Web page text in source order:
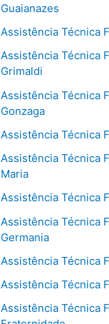
Guaianazes
Assistência Técnica
Assistência Técnica
Grimaldi
Assistência Técnica
Gonzaga
Assistência Técnica
Assistência Técnica
Maria
Assistência Técnica
Assistência Técnica
Germania
Assistência Técnica
Assistência Técnica
Assistência Técnica